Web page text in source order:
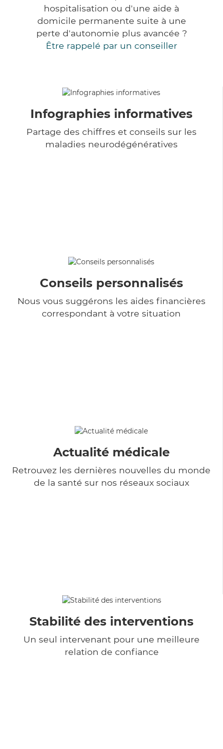
hospitalisation ou d'une aide à
domicile permanente suite à une
perte d'autonomie plus avancée ?
Être rappelé par un conseiller
Infographies informatives
Partage des chiffres et conseils sur les
maladies neurodégénératives
Conseils personnalisés
Nous vous suggérons les aides financières
correspondant à votre situation
Actualité médicale
Retrouvez les dernières nouvelles du monde
de la santé sur nos réseaux sociaux
Stabilité des interventions
Un seul intervenant pour une meilleure
relation de confiance